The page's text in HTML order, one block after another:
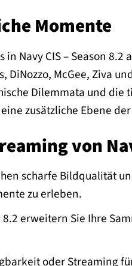
Momente
Navy CIS – Season
McGee, Ziva
Dilemmata und die
zusätzliche Ebene
von
scharfe Bildqualität
zu erleben.
8.2 erweitern Sie Ihre
oder Streaming